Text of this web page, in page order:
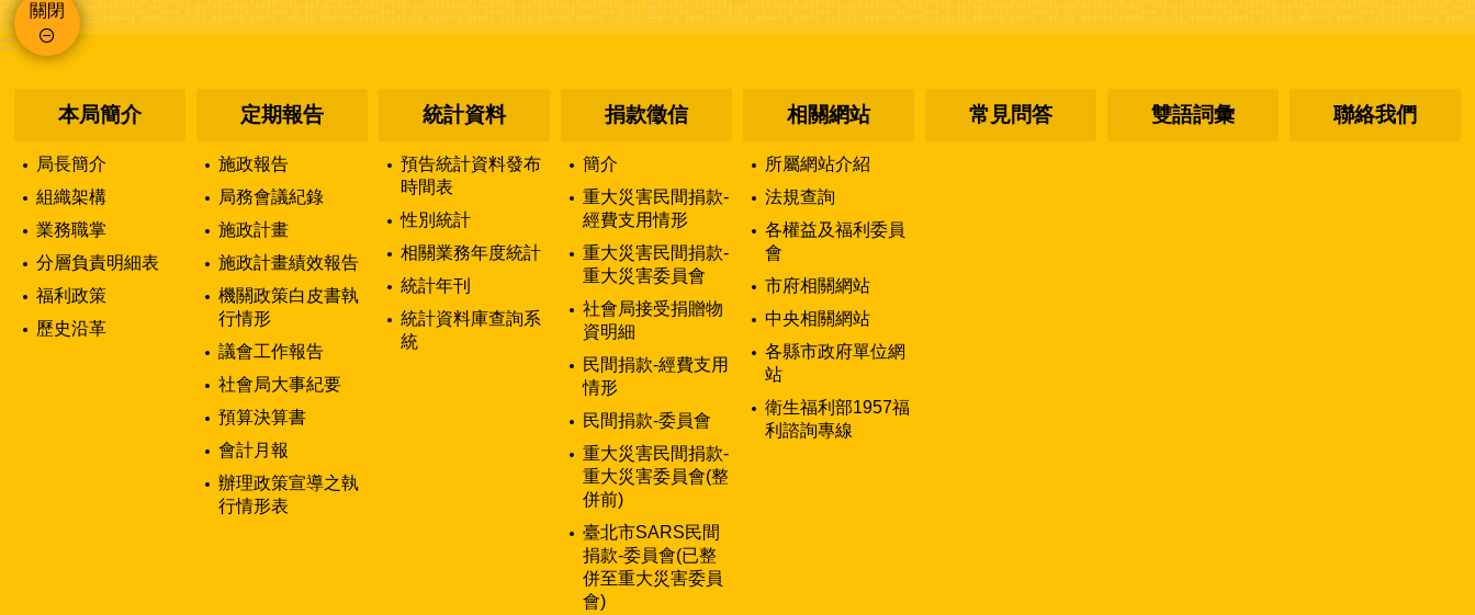
關閉
:::
本局簡介
局長簡介
組織架構
業務職掌
分層負責明細表
福利政策
歷史沿革
定期報告
施政報告
局務會議紀錄
施政計畫
施政計畫績效報告
機關政策白皮書執
行情形
議會工作報告
社會局大事紀要
預算決算書
會計月報
辦理政策宣導之執
行情形表
統計資料
預告統計資料發布
時間表
性別統計
相關業務年度統計
統計年刊
統計資料庫查詢系
統
捐款徵信
簡介
重大災害民間捐款-
經費支用情形
重大災害民間捐款-
重大災害委員會
社會局接受捐贈物
資明細
民間捐款-經費支用
情形
民間捐款-委員會
重大災害民間捐款-
重大災害委員會(整
併前)
臺北市SARS民間
捐款-委員會(已整
併至重大災害委員
會)
相關網站
所屬網站介紹
法規查詢
各權益及福利委員
會
市府相關網站
中央相關網站
各縣市政府單位網
站
衛生福利部1957福
利諮詢專線
常見問答 雙語詞彙 聯絡我們